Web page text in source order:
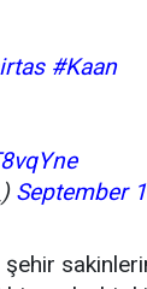
#Kaan
September